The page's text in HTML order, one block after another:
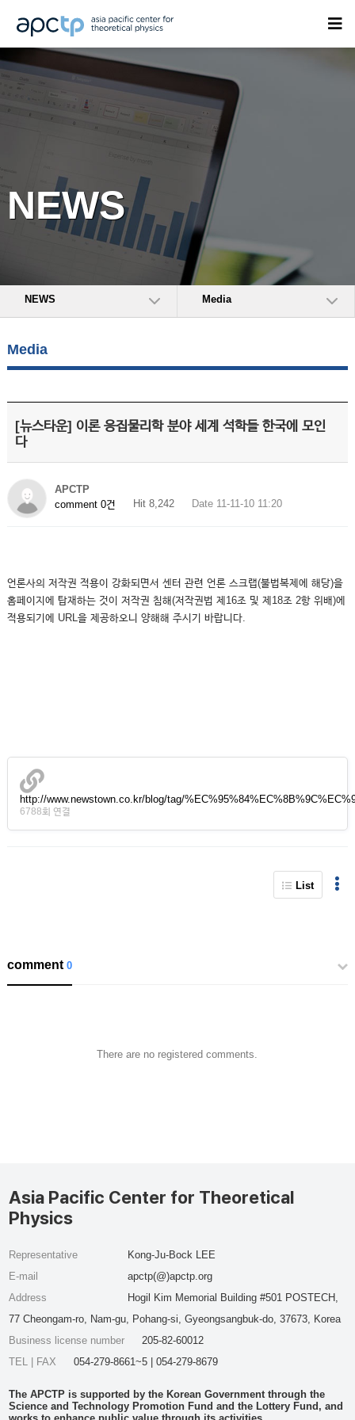
NEWS
NEWS Media
Media
[뉴스타운] 이론 응집물리학 분야 세계 석학들 한국에 모인
다
APCTP
comment 0건
Hit 8,242 Date 11-11-10 11:20
언론사의 저작권 적용이 강화되면서 센터 관련 언론 스크랩(불법복제에 해당)을
홈페이지에 탑재하는 것이 저작권 침해(저작권법 제16조 및 제18조 2항 위배)에
적용되기에 URL을 제공하오니 양해해 주시기 바랍니다.
http://www.newstown.co.kr/blog/tag/
6788회 연결
List
comment0
There are no registered comments.
Asia Pacific Center for Theoretical
Physics
Representative
Kong-Ju-Bock LEE
E-mail
apctp(@)apctp.org
Address
Hogil Kim Memorial Building #501 POSTECH,
77 Cheongam-ro, Nam-gu, Pohang-si, Gyeongsangbuk-do, 37673, Korea
Business license number
205-82-60012
TEL | FAX
054-279-8661~5 | 054-279-8679
The APCTP is supported by the Korean Government through the
Science and Technology Promotion Fund and the Lottery Fund, and